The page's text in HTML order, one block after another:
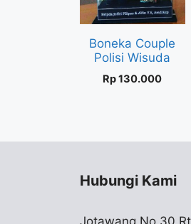
Boneka Couple
Polisi Wisuda
Rp130.000
Hubungi Kami
Jotawang No.30